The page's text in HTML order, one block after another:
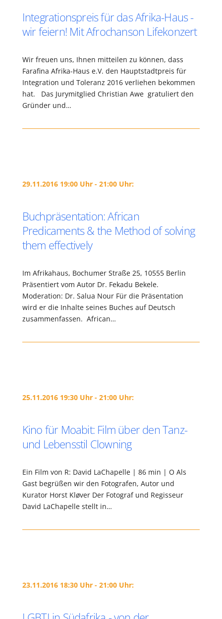
Integrationspreis für das Afrika-Haus -
wir feiern! Mit Afrochanson Lifekonzert
Wir freuen uns, Ihnen mitteilen zu können, dass
Farafina Afrika-Haus e.V. den Hauptstadtpreis für
Integration und Toleranz 2016 verliehen bekommen
hat. Das Jurymitglied Christian Awe gratuliert den
Gründer und…
29.11.2016 19:00 Uhr - 21:00 Uhr:
Buchpräsentation: African
Predicaments & the Method of solving
them effectively
Im Afrikahaus, Bochumer Straße 25, 10555 Berlin
Präsentiert vom Autor Dr. Fekadu Bekele.
Moderation: Dr. Salua Nour Für die Präsentation
wird er die Inhalte seines Buches auf Deutsch
zusammenfassen. African…
25.11.2016 19:30 Uhr - 21:00 Uhr:
Kino für Moabit: Film über den Tanz-
und Lebensstil Clowning
Ein Film von R: David LaChapelle | 86 min | O Als
Gast begrüßen wir den Fotografen, Autor und
Kurator Horst Kløver Der Fotograf und Regisseur
David LaChapelle stellt in…
23.11.2016 18:30 Uhr - 21:00 Uhr: